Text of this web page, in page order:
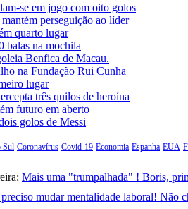
se em jogo com oito golos
perseguição ao líder
quarto lugar
balas na mochila
Benfica de Macau.
na Fundação Rui Cunha
lugar
três quilos de heroína
futuro em aberto
golos de Messi
Sul Coronavírus Covid-19 Economia Espanha EUA
Mais uma "trumpalhada" ! Boris,
mudar mentalidade laboral!